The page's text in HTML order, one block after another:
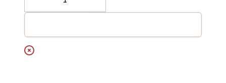
Decrease